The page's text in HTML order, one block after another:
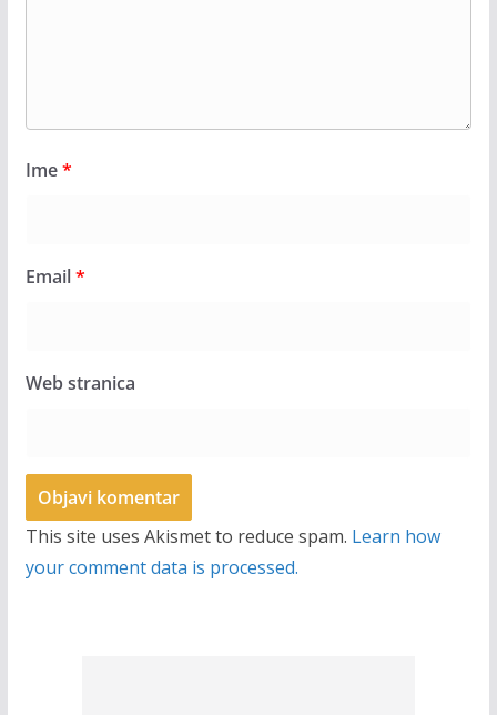
Ime*
Email*
Web stranica
This site uses Akismet to reduce spam. Learn how
your comment data is processed.